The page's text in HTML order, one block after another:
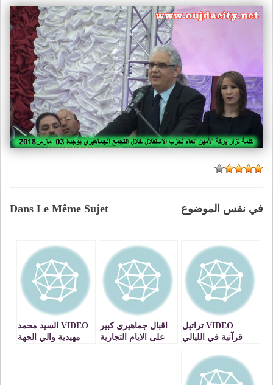
Dans Le Même Sujet في نفس الموضوع
VIDEO تراتيل
قرآنية في الليالي
وجدة / مسجد
القدس
اقبال جماهيري كبير
على الايام التجارية
VIDEO السيد محمد
مهيدية والي الجهة